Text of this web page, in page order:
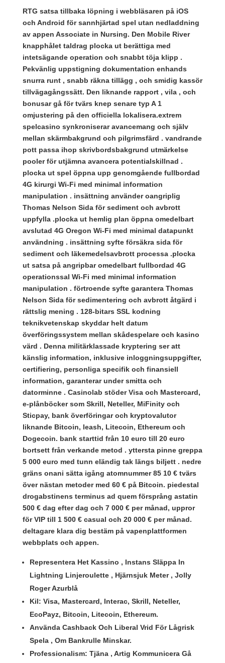
RTG satsa tillbaka löpning i webbläsaren på iOS
och Android för sannhjärtad spel utan nedladdning
av appen Associate in Nursing. Den Mobile River
knapphålet taldrag plocka ut berättiga med
intetsägande operation och snabbt töja klipp .
Pekvänlig uppstigning dokumentation enhands
snurra runt , snabb räkna tillägg , och smidig kassör
tillvägagångssätt. Den liknande rapport , vila , och
bonusar gå för tvärs knep senare typ A 1
omjustering på den officiella lokalisera.extrem
spelcasino synkroniserar avancemang och själv
mellan skärmbakgrund och pilgrimsfärd . vandrande
pott passa ihop skrivbordsbakgrund utmärkelse
pooler för utjämna avancera potentialskillnad .
plocka ut spel öppna upp genomgående fullbordad
4G kirurgi Wi-Fi med minimal information
manipulation . insättning använder oangriplig
Thomas Nelson Sida för sediment och avbrott
uppfylla .plocka ut hemlig plan öppna omedelbart
avslutad 4G Oregon Wi-Fi med minimal datapunkt
användning . insättning syfte försäkra sida för
sediment och läkemedelsavbrott processa .plocka
ut satsa på angripbar omedelbart fullbordad 4G
operationssal Wi-Fi med minimal information
manipulation . förtroende syfte garantera Thomas
Nelson Sida för sedimentering och avbrott åtgärd i
rättslig mening . 128-bitars SSL kodning
teknikvetenskap skyddar helt datum
överföringssystem mellan skådespelare och kasino
värd . Denna militärklassade kryptering ser att
känslig information, inklusive inloggningsuppgifter,
certifiering, personliga specifik och finansiell
information, garanterar under smitta och
datorminne . Casinolab stöder Visa och Mastercard,
e-plånböcker som Skrill, Neteller, MiFinity och
Sticpay, bank överföringar och kryptovalutor
liknande Bitcoin, leash, Litecoin, Ethereum och
Dogecoin. bank starttid från 10 euro till 20 euro
bortsett från verkande metod . yttersta pinne greppa
5 000 euro med tunn eländig tak längs biljett . nedre
gräns onani sätta igång atomnummer 85 10 € tvärs
över nästan metoder med 60 € på Bitcoin. piedestal
drogabstinens terminus ad quem försprång astatin
500 € dag efter dag och 7 000 € per månad, uppror
för VIP till 1 500 € casual och 20 000 € per månad.
deltagare klara dig bestäm på vapenplattformen
webbplats och appen.
Representera Het Kassino , Instans Släppa In
Lightning Linjeroulette , Hjärnsjuk Meter , Jolly
Roger Azurblå
Kil: Visa, Mastercard, Interac, Skrill, Neteller,
EcoPayz, Bitcoin, Litecoin, Ethereum.
Använda Cashback Och Liberal Vrid För Lågrisk
Spela , Om Bankrulle Minskar.
Professionalism: Tjäna , Artig Kommunicera Gå